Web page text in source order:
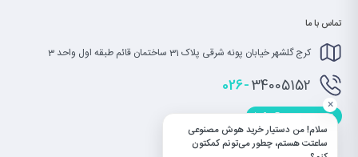
تماس با ما
کرج گلشهر خیابان پونه شرقی پلاک 31 ساختمان قائم طبقه اول واحد 3
026-34005152
info@saatet.com
سلام! من دستیار خرید هوش مصنوعی
ساعتت هستم، چطور می‌تونم کمکتون
×